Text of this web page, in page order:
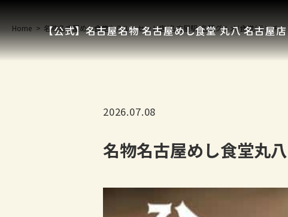
【公式】名古屋名物 名古屋めし食堂 丸八 名古屋店
Home 名物名古屋めし食堂丸八ルーセント店/名古屋駅/名駅グルメ/食堂/ランチ
2026.07.08
名物名古屋めし食堂丸